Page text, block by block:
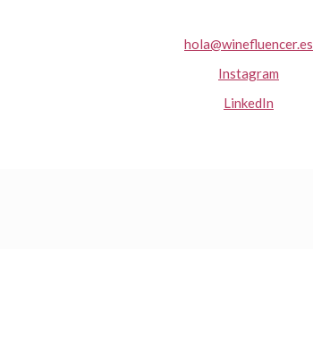
hola@winefluencer.es
Instagram
LinkedIn